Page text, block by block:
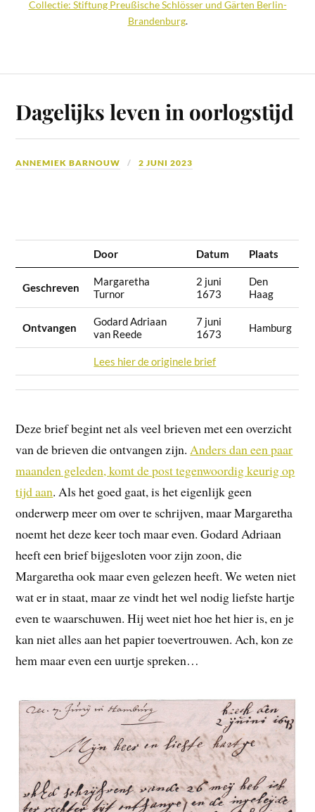
Collectie: Stiftung Preußische Schlösser und Gärten Berlin-
Brandenburg.
Dagelijks leven in oorlogstijd
ANNEMIEK BARNOUW 2 JUNI 2023
Door Datum Plaats
Geschreven
Margaretha
Turnor
2 juni
1673
Den
Haag
Ontvangen
Godard Adriaan
van Reede
7 juni
1673
Hamburg
Lees hier de originele brief
Deze brief begint net als veel brieven met een overzicht
van de brieven die ontvangen zijn. Anders dan een paar
maanden geleden, komt de post tegenwoordig keurig op
tijd aan. Als het goed gaat, is het eigenlijk geen
onderwerp meer om over te schrijven, maar Margaretha
noemt het deze keer toch maar even. Godard Adriaan
heeft een brief bijgesloten voor zijn zoon, die
Margaretha ook maar even gelezen heeft. We weten niet
wat er in staat, maar ze vindt het wel nodig liefste hartje
even te waarschuwen. Hij weet niet hoe het hier is, en je
kan niet alles aan het papier toevertrouwen. Ach, kon ze
hem maar even een uurtje spreken…